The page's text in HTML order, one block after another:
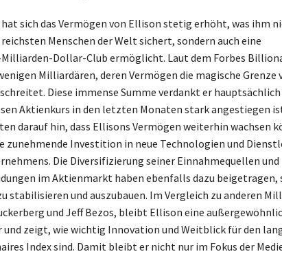
sich das Vermögen von Ellison stetig erhöht, was ihm
Menschen der Welt sichert, sondern auch eine
Dollar-Club ermöglicht. Laut dem Forbes
Milliardären, deren Vermögen die magische Grenze
Diese immense Summe verdankt er hauptsächlich
Aktienkurs in den letzten Monaten stark angestiegen
darauf hin, dass Ellisons Vermögen weiterhin wachsen
zunehmende Investition in neue Technologien und
Die Diversifizierung seiner Einnahmequellen und
im Aktienmarkt haben ebenfalls dazu beigetragen,
stabilisieren und auszubauen. Im Vergleich zu anderen
und Jeff Bezos, bleibt Ellison eine
zeigt, wie wichtig Innovation und Weitblick für den
Index sind. Damit bleibt er nicht nur im Fokus der